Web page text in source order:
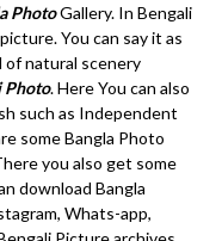
PhotoGallery. In Bengali
You can say it as
of natural scenery
Photo. Here You can also
such as Independent
some Bangla Photo
you also get some
download Bangla
Whats-app,